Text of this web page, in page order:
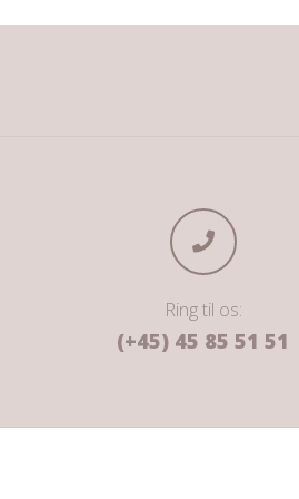
Ring til os:
(+45) 45 85 51 51